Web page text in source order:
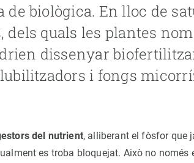
biològica. En lloc de
dels quals les plantes
dissenyar
i fongs
del nutrient, alliberant el fòsfor que
es troba bloquejat. Això no només